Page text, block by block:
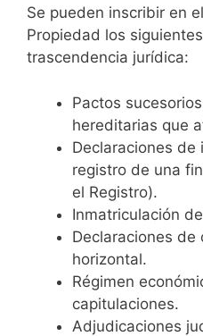
Se pueden inscribir en
Propiedad los
trascendencia jurídica:
Pactos
hereditarias que
Declaraciones de
registro de una
el Registro).
Inmatriculación
Declaraciones de
horizontal.
Régimen
capitulaciones.
Adjudicaciones